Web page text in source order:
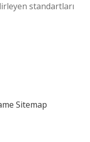
standartları
Sitemap